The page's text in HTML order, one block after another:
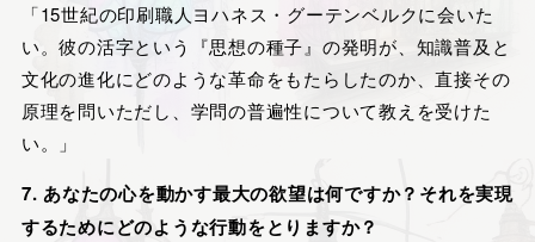
「15世紀の印刷職人ヨハネス・グーテンベルクに会いた
い。彼の活字という『思想の種子』の発明が、知識普及と
文化の進化にどのような革命をもたらしたのか、直接その
原理を問いただし、学問の普遍性について教えを受けた
い。」
7. あなたの心を動かす最大の欲望は何ですか？それを実現
するためにどのような行動をとりますか？